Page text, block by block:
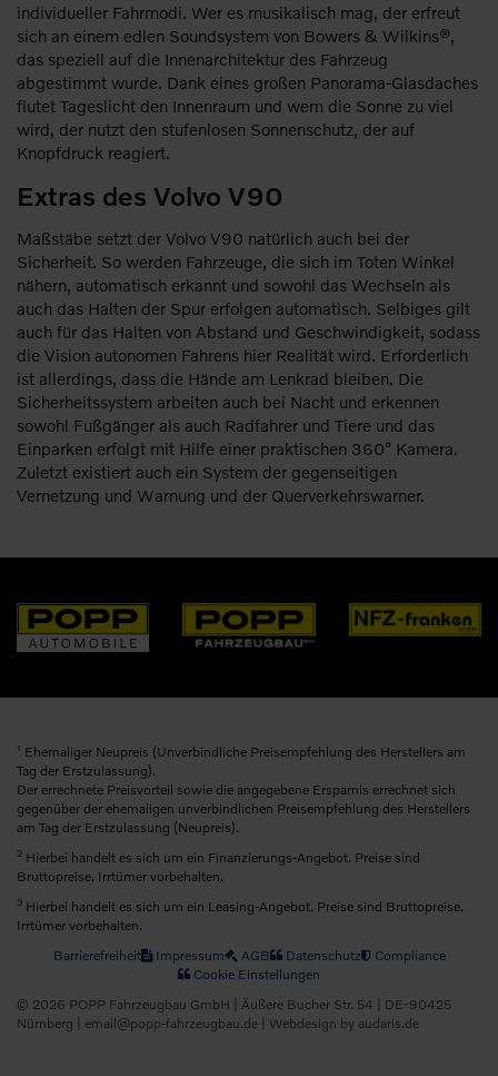
individueller Fahrmodi. Wer es musikalisch mag, der erfreut
sich an einem edlen Soundsystem von Bowers & Wilkins®,
das speziell auf die Innenarchitektur des Fahrzeug
abgestimmt wurde. Dank eines großen Panorama-Glasdaches
flutet Tageslicht den Innenraum und wem die Sonne zu viel
wird, der nutzt den stufenlosen Sonnenschutz, der auf
Knopfdruck reagiert.
Extras des Volvo V90
Maßstäbe setzt der Volvo V90 natürlich auch bei der
Sicherheit. So werden Fahrzeuge, die sich im Toten Winkel
nähern, automatisch erkannt und sowohl das Wechseln als
auch das Halten der Spur erfolgen automatisch. Selbiges gilt
auch für das Halten von Abstand und Geschwindigkeit, sodass
die Vision autonomen Fahrens hier Realität wird. Erforderlich
ist allerdings, dass die Hände am Lenkrad bleiben. Die
Sicherheitssystem arbeiten auch bei Nacht und erkennen
sowohl Fußgänger als auch Radfahrer und Tiere und das
Einparken erfolgt mit Hilfe einer praktischen 360° Kamera.
Zuletzt existiert auch ein System der gegenseitigen
Vernetzung und Warnung und der Querverkehrswarner.
1 Ehemaliger Neupreis (Unverbindliche Preisempfehlung des Herstellers am
Tag der Erstzulassung).
Der errechnete Preisvorteil sowie die angegebene Ersparnis errechnet sich
gegenüber der ehemaligen unverbindlichen Preisempfehlung des Herstellers
am Tag der Erstzulassung (Neupreis).
2 Hierbei handelt es sich um ein Finanzierungs-Angebot. Preise sind
Bruttopreise. Irrtümer vorbehalten.
3 Hierbei handelt es sich um ein Leasing-Angebot. Preise sind Bruttopreise.
Irrtümer vorbehalten.
Barrierefreiheit
Impressum AGB Datenschutz
Compliance
Cookie Einstellungen
© 2026 POPP Fahrzeugbau GmbH | Äußere Bucher Str. 54 | DE-90425
Nürnberg | email@popp-fahrzeugbau.de | Webdesign by audaris.de